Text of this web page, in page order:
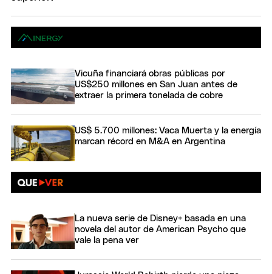
Vicuña financiará obras públicas por
US$250 millones en San Juan antes de
extraer la primera tonelada de cobre
US$ 5.700 millones: Vaca Muerta y la energía
marcan récord en M&A en Argentina
La nueva serie de Disney+ basada en una
novela del autor de American Psycho que
vale la pena ver